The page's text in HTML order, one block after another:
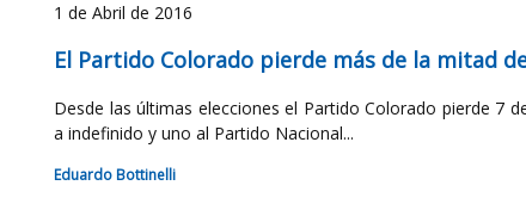
1 de Abril de 2016
El Partido Colorado pierde más de la mitad
Desde las últimas elecciones el Partido Colorado pierde 7
a indefinido y uno al Partido Nacional...
Eduardo Bottinelli